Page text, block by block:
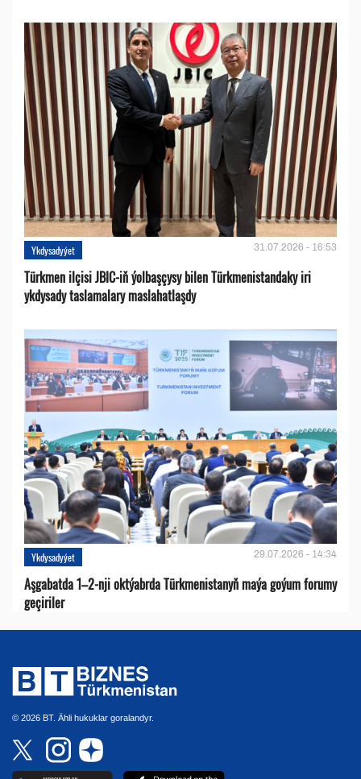
Ykdysadyýet 31.07.2026 - 16:53
Türkmen ilçisi JBIC-iň ýolbaşçysy bilen Türkmenistandaky iri
ykdysady taslamalary maslahatlaşdy
Ykdysadyýet 29.07.2026 - 14:34
Aşgabatda 1–2-nji oktýabrda Türkmenistanyň maýa goýum forumy
geçiriler
© 2026 BT. Ähli hukuklar goralandyr.